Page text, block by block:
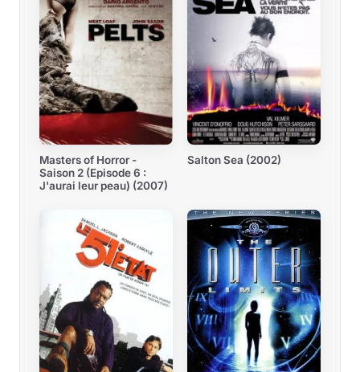
Masters of Horror -
Saison 2 (Episode 6 :
J'aurai leur peau) (2007)
Salton Sea (2002)